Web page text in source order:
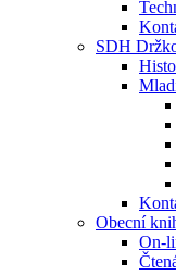
SDH
Obecní
On-